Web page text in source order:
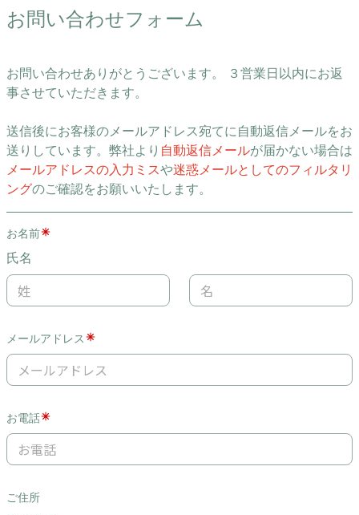
お問い合わせフォーム
お問い合わせありがとうございます。 ３営業日以内にお返
事させていただきます。
送信後にお客様のメールアドレス宛てに自動返信メールをお
送りしています。弊社より 自動返信メールが届かない場合は
メールアドレスの入力ミスや迷惑メールとしてのフィルタリ
ングのご確認をお願いいたします。
お名前
氏名
メールアドレス
お電話
ご住所